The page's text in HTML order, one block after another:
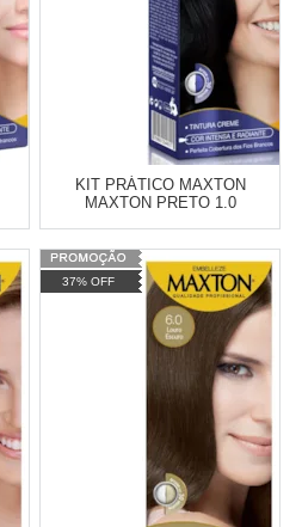
KIT PRÁTICO MAXTON
MAXTON PRETO 1.0
Varejo: R$
4.050,70
Atacado: R$ 2.550,90 (Apenas
Revendedor)
R$ 255,09
CREME
COMPRAR
37% OFF